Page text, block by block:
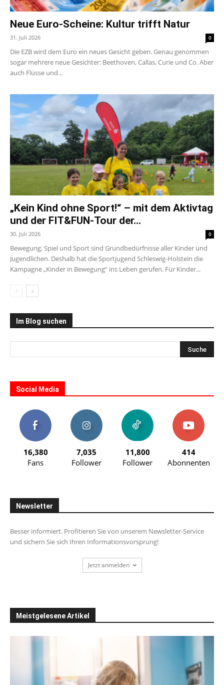
Neue Euro-Scheine: Kultur trifft Natur
31. Juli 2026 0
Die EZB wird dem Euro ein neues Gesicht geben. Genau genommen
sogar mehrere neue Gesichter: Beethoven, Callas, Curie und Co. Aber
auch Flüsse und...
„Kein Kind ohne Sport!“ – mit dem Aktivtag
und der FIT&FUN-Tour der...
30. Juli 2026 0
Bewegung, Spiel und Sport sind Grundbedürfnisse aller Kinder und
Jugendlichen. Deshalb hat die Sportjugend Schleswig-Holstein die
Kampagne „Kinder in Bewegung“ ins Leben gerufen. Für Kinder...
Im Blog suchen
Social Media
16,380
Fans
7,035
Follower
11,800
Follower
414
Abonnenten
Newsletter
Besser informiert. Profitieren Sie von unserem Newsletter-Service
und sichern Sie sich Ihren Informationsvorsprung!
Jetzt anmelden
Meistgelesene Artikel